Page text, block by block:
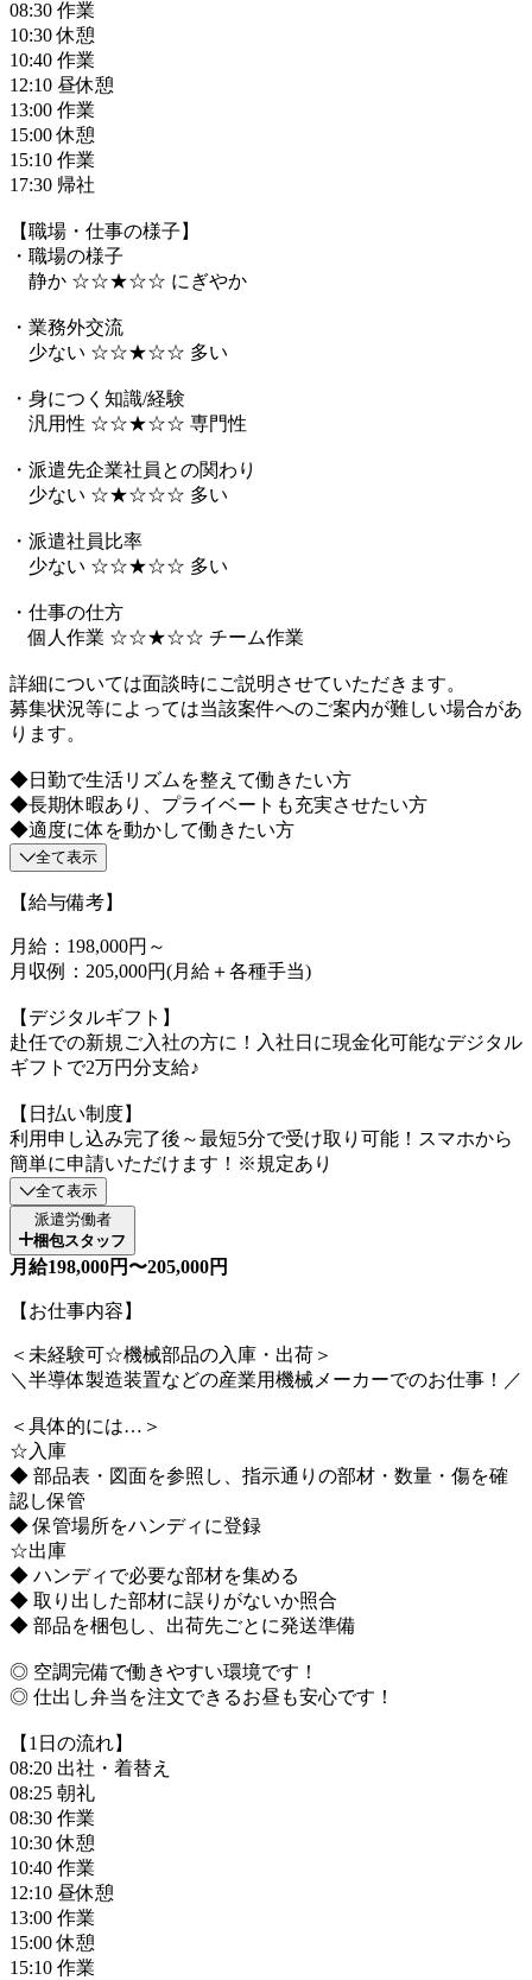
08:30 作業
10:30 休憩
10:40 作業
12:10 昼休憩
13:00 作業
15:00 休憩
15:10 作業
17:30 帰社
【職場・仕事の様子】
・職場の様子
静か ☆☆★☆☆ にぎやか
・業務外交流
少ない ☆☆★☆☆ 多い
・身につく知識/経験
汎用性 ☆☆★☆☆ 専門性
・派遣先企業社員との関わり
少ない ☆★☆☆☆ 多い
・派遣社員比率
少ない ☆☆★☆☆ 多い
・仕事の仕方
個人作業 ☆☆★☆☆ チーム作業
詳細については面談時にご説明させていただきます。
募集状況等によっては当該案件へのご案内が難しい場合があ
ります。
◆日勤で生活リズムを整えて働きたい方
◆長期休暇あり、プライベートも充実させたい方
◆適度に体を動かして働きたい方
全て表示
【給与備考】
月給：198,000円～
月収例：205,000円(月給＋各種手当)
【デジタルギフト】
赴任での新規ご入社の方に！入社日に現金化可能なデジタル
ギフトで2万円分支給♪
【日払い制度】
利用申し込み完了後～最短5分で受け取り可能！スマホから
簡単に申請いただけます！※規定あり
全て表示
派遣労働者
梱包スタッフ
月給198,000円〜205,000円
【お仕事内容】
＜未経験可☆機械部品の入庫・出荷＞
＼半導体製造装置などの産業用機械メーカーでのお仕事！／
＜具体的には…＞
☆入庫
◆ 部品表・図面を参照し、指示通りの部材・数量・傷を確
認し保管
◆ 保管場所をハンディに登録
☆出庫
◆ ハンディで必要な部材を集める
◆ 取り出した部材に誤りがないか照合
◆ 部品を梱包し、出荷先ごとに発送準備
◎ 空調完備で働きやすい環境です！
◎ 仕出し弁当を注文できるお昼も安心です！
【1日の流れ】
08:20 出社・着替え
08:25 朝礼
08:30 作業
10:30 休憩
10:40 作業
12:10 昼休憩
13:00 作業
15:00 休憩
15:10 作業